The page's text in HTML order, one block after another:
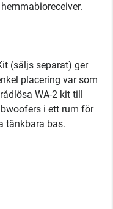
(säljs separat) ger
placering var som
WA-2 kit till
i ett rum för
tänkbara bas.